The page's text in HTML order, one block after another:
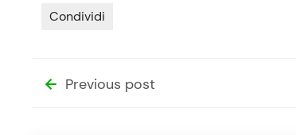
Condividi
Previous post